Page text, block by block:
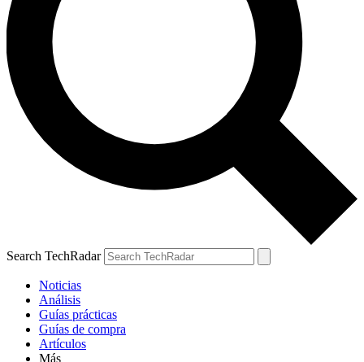
Search TechRadar
Noticias
Análisis
Guías prácticas
Guías de compra
Artículos
Más